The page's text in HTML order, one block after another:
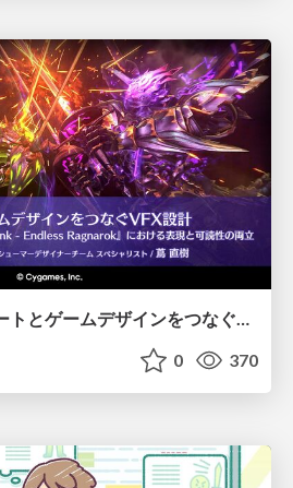
【CEDEC2026】アートとゲームデザインをつなぐVFX設計『GRANBLUE FANTASY: Relink - Endless Ragnarok』における表現と可読性の両立
0 370